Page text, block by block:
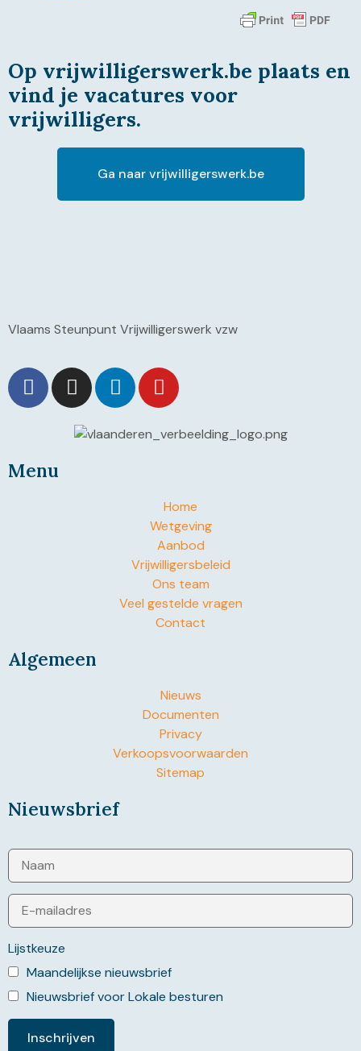
Op vrijwilligerswerk.be plaats en
vind je vacatures voor
vrijwilligers.
Ga naar vrijwilligerswerk.be
Vlaams Steunpunt Vrijwilligerswerk vzw
Menu
Home
Wetgeving
Aanbod
Vrijwilligersbeleid
Ons team
Veel gestelde vragen
Contact
Algemeen
Nieuws
Documenten
Privacy
Verkoopsvoorwaarden
Sitemap
Nieuwsbrief
Lijstkeuze
Maandelijkse nieuwsbrief
Nieuwsbrief voor Lokale besturen